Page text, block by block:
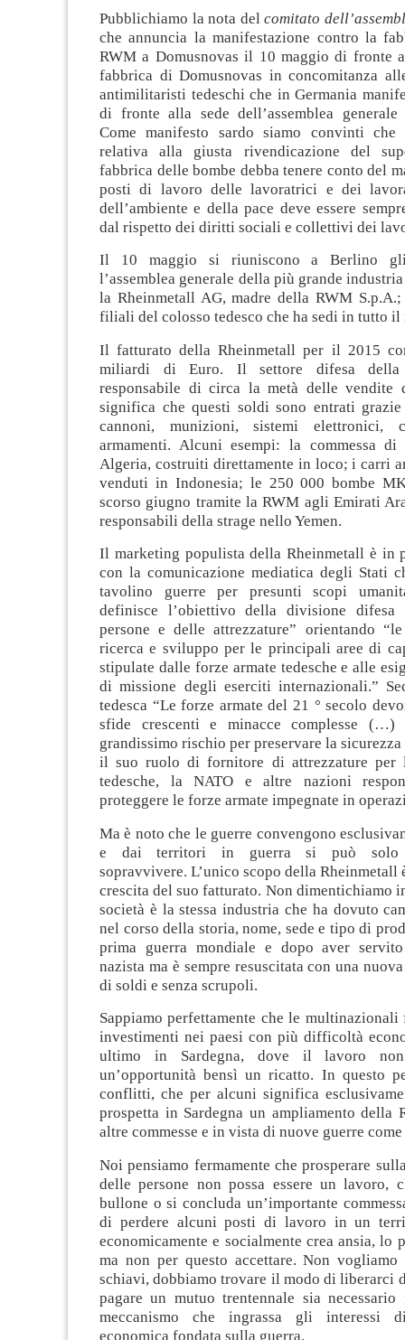
Pubblichiamo la nota delcomitato
che annuncia la manifestazione contro la
RWM a Domusnovas il 10 maggio di fronte
fabbrica di Domusnovas in concomitanza
antimilitaristi tedeschi che in Germania
di fronte alla sede dell’assemblea
Come manifesto sardo siamo convinti che
relativa alla giusta rivendicazione del
fabbrica delle bombe debba tenere conto del
posti di lavoro delle lavoratrici e dei
dell’ambiente e della pace deve essere
dal rispetto dei diritti sociali e collettivi dei
Il 10 maggio si riuniscono a Berlino
l’assemblea generale della più grande
la Rheinmetall AG, madre della RWM
filiali del colosso tedesco che ha sedi in tutto il
Il fatturato della Rheinmetall per il 2015
miliardi di Euro. Il settore difesa della
responsabile di circa la metà delle vendite
significa che questi soldi sono entrati
cannoni, munizioni, sistemi elettronici,
armamenti. Alcuni esempi: la commessa
Algeria, costruiti direttamente in loco; i carri
venduti in Indonesia; le 250 000 bombe
scorso giugno tramite la RWM agli Emirati
responsabili della strage nello Yemen.
Il marketing populista della Rheinmetall è in
con la comunicazione mediatica degli Stati
tavolino guerre per presunti scopi
definisce l’obiettivo della divisione difesa
persone e delle attrezzature” orientando
ricerca e sviluppo per le principali aree di
stipulate dalle forze armate tedesche e alle
di missione degli eserciti internazionali.”
tedesca “Le forze armate del 21 ° secolo
sfide crescenti e minacce complesse (…)
grandissimo rischio per preservare la
il suo ruolo di fornitore di attrezzature per
tedesche, la NATO e altre nazioni
proteggere le forze armate impegnate in
Ma è noto che le guerre convengono
e dai territori in guerra si può solo
sopravvivere. L’unico scopo della Rheinmetall
crescita del suo fatturato. Non dimentichiamo
società è la stessa industria che ha dovuto
nel corso della storia, nome, sede e tipo di
prima guerra mondiale e dopo aver
nazista ma è sempre resuscitata con una
di soldi e senza scrupoli.
Sappiamo perfettamente che le
investimenti nei paesi con più difficoltà
ultimo in Sardegna, dove il lavoro
un’opportunità bensì un ricatto. In questo
conflitti, che per alcuni significa
prospetta in Sardegna un ampliamento della
altre commesse e in vista di nuove guerre
Noi pensiamo fermamente che prosperare
delle persone non possa essere un lavoro,
bullone o si concluda un’importante
di perdere alcuni posti di lavoro in un
economicamente e socialmente crea ansia, lo
ma non per questo accettare. Non vogliamo
schiavi, dobbiamo trovare il modo di liberarci
pagare un mutuo trentennale sia
meccanismo che ingrassa gli interessi
economica fondata sulla guerra.